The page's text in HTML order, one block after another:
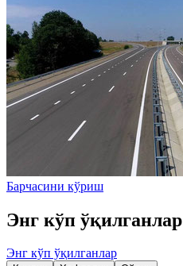
Барчасини кўриш
Энг кўп ўқилганлар
Энг кўп ўқилганлар